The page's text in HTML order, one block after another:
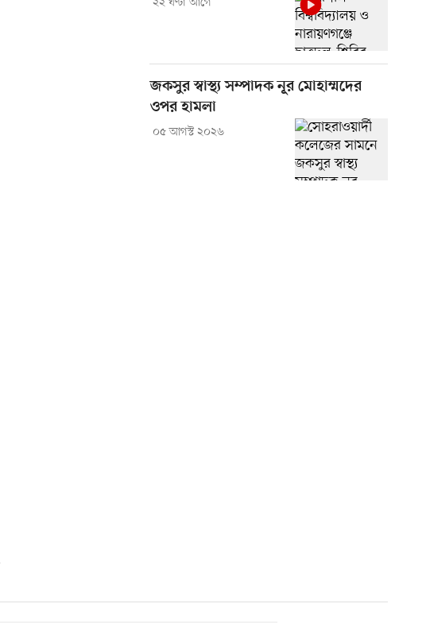
২২ ঘণ্টা আগে
জকসুর স্বাস্থ্য সম্পাদক নূর মোহাম্মদের
ওপর হামলা
০৫ আগস্ট ২০২৬